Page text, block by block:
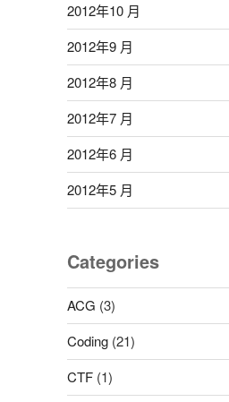
2012年10 月
2012年9 月
2012年8 月
2012年7 月
2012年6 月
2012年5 月
Categories
ACG (3)
Coding(21)
CTF(1)